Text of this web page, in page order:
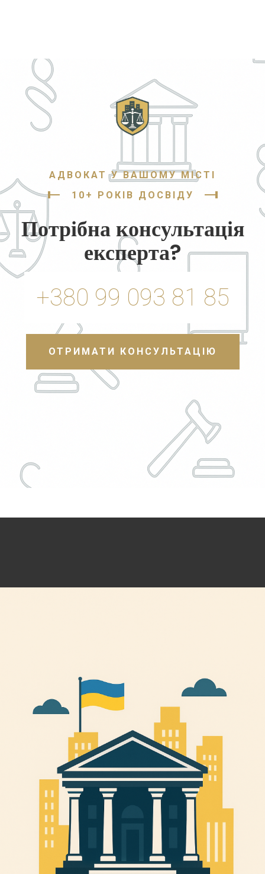
АДВОКАТ У ВАШОМУ МІСТІ
10+ РОКІВ ДОСВІДУ
Потрібна консультація
експерта?
+380 99 093 81 85
ОТРИМАТИ КОНСУЛЬТАЦІЮ